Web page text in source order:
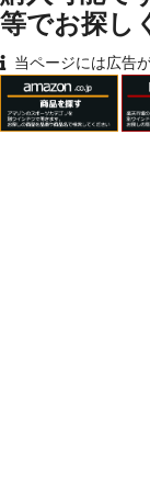
等でお探し
当ページには広告